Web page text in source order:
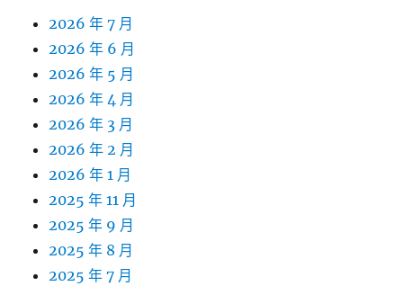
2026 年 7 月
2026 年 6 月
2026 年 5 月
2026 年 4 月
2026 年 3 月
2026 年 2 月
2026 年 1 月
2025 年 11 月
2025 年 9 月
2025 年 8 月
2025 年 7 月